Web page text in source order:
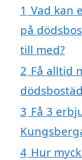
1 Vad kan
på
till med?
2 Få alltid
3 Få 3
4 Hur